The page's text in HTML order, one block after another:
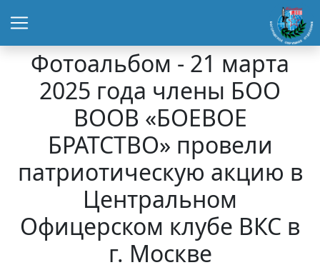
Фотоальбом - 21 марта
2025 года члены БОО
ВООВ «БОЕВОЕ
БРАТСТВО» провели
патриотическую акцию в
Центральном
Офицерском клубе ВКС в
г. Москве